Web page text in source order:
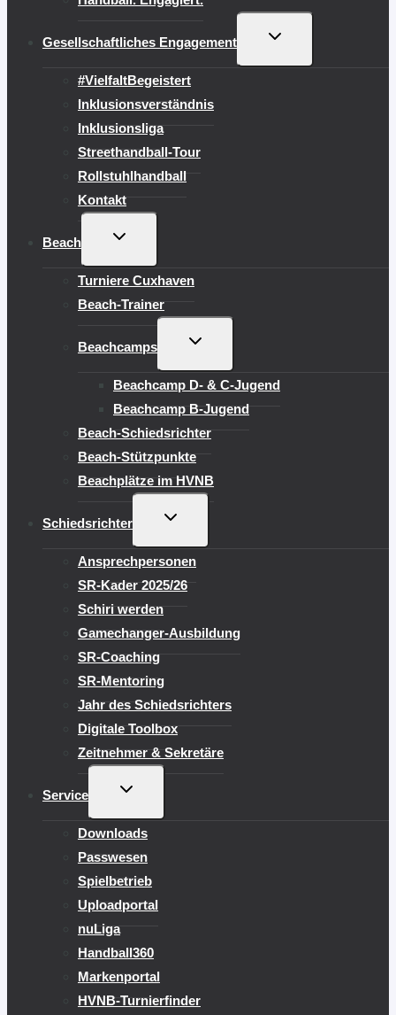
Gesellschaftliches Engagement
UNTERMENÜ
#VielfaltBegeistert
Inklusionsverständnis
Inklusionsliga
Streethandball-Tour
Rollstuhlhandball
Kontakt
Beach
UNTERMENÜ
Turniere Cuxhaven
Beach-Trainer
Beachcamps
UNTERMENÜ
Beachcamp D- & C-Jugend
Beachcamp B-Jugend
Beach-Schiedsrichter
Beach-Stützpunkte
Beachplätze im HVNB
Schiedsrichter
UNTERMENÜ
Ansprechpersonen
SR-Kader 2025/26
Schiri werden
Gamechanger-Ausbildung
SR-Coaching
SR-Mentoring
Jahr des Schiedsrichters
Digitale Toolbox
Zeitnehmer & Sekretäre
Service
UNTERMENÜ
Downloads
Passwesen
Spielbetrieb
Uploadportal
nuLiga
Handball360
Markenportal
HVNB-Turnierfinder